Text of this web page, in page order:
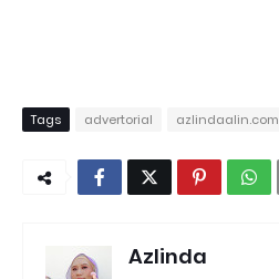
Tags advertorial azlindaalin.com
Azlinda